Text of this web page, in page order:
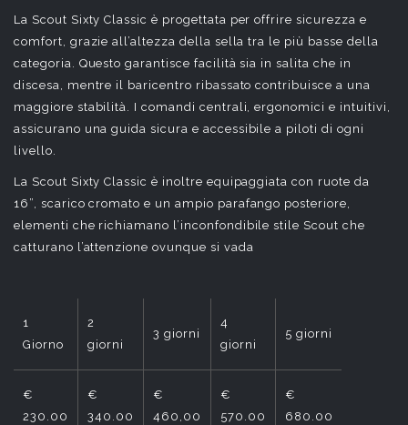
La Scout Sixty Classic è progettata per offrire sicurezza e
comfort, grazie all’altezza della sella tra le più basse della
categoria. Questo garantisce facilità sia in salita che in
discesa, mentre il baricentro ribassato contribuisce a una
maggiore stabilità. I comandi centrali, ergonomici e intuitivi,
assicurano una guida sicura e accessibile a piloti di ogni
livello.
La Scout Sixty Classic è inoltre equipaggiata con ruote da
16”, scarico cromato e un ampio parafango posteriore,
elementi che richiamano l’inconfondibile stile Scout che
catturano l’attenzione ovunque si vada
1
Giorno
2
giorni
3 giorni
4
giorni
5 giorni
€
230.00
€
340.00
€
460,00
€
570.00
€
680.00